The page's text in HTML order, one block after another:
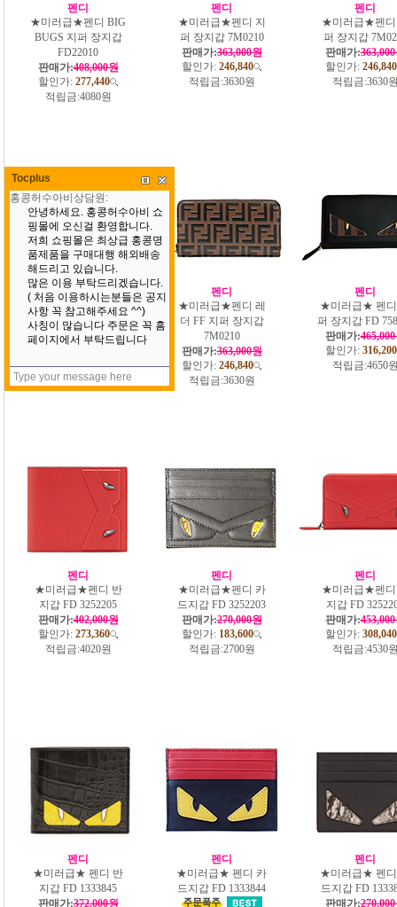
펜디
★미러급★펜디 BIG
BUGS 지퍼 장지갑
FD22010
판매가:408,000원
할인가: 277,440
적립금:4080원
펜디
★미러급★펜디 지
퍼 장지갑 7M0210
판매가:363,000원
할인가: 246,840
적립금:3630원
펜디
★미러급★펜디
퍼 장지갑
판매가:
할인가: 246,840
적립금:3630
펜디
★미러급★펜디 지
퍼 어라운드 장지갑
F242660 （2컬러)
할인가:246,840
적립금:3630원
펜디
★미러급★펜디 레
더 FF 지퍼 장지갑
7M0210
판매가:363,000원
할인가: 246,840
적립금:3630원
펜디
★미러급★ 펜
퍼 장지갑 FD
판매가:
할인가: 316,200
적립금:4650
펜디
★미러급★펜디 반
지갑 FD 3252205
판매가:402,000원
할인가: 273,360
적립금:4020원
펜디
★미러급★펜디 카
드지갑 FD 3252203
판매가:270,000원
할인가: 183,600
적립금:2700원
펜디
★미러급★펜디
지갑 FD
판매가:
할인가: 308,040
적립금:4530
펜디
★미러급★ 펜디 반
지갑 FD 1333845
판매가:372,000원
펜디
★미러급★ 펜디 카
드지갑 FD 1333844
펜디
★미러급★ 펜
드지갑 FD
판매가:
Tocplus